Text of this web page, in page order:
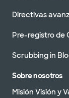
Directivas
Pre-registro de
Scrubbing in
Sobre nosotros
Misión Visión y